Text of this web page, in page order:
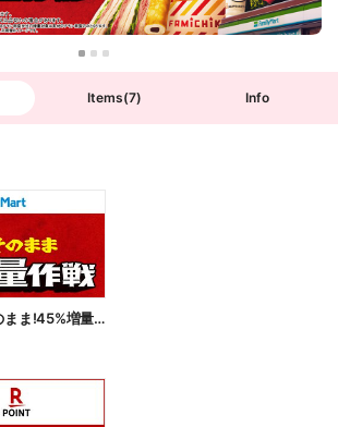
Items(7) Info
【おトク】お値段そのまま!45%増量作戦!